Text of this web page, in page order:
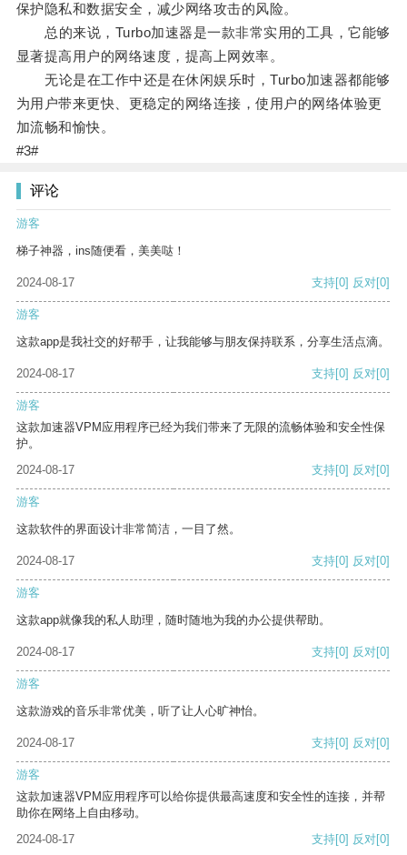
保护隐私和数据安全，减少网络攻击的风险。
总的来说，Turbo加速器是一款非常实用的工具，它能够
显著提高用户的网络速度，提高上网效率。
无论是在工作中还是在休闲娱乐时，Turbo加速器都能够
为用户带来更快、更稳定的网络连接，使用户的网络体验更
加流畅和愉快。
#3#
评论
游客
梯子神器，ins随便看，美美哒！
2024-08-17 支持[0] 反对[0]
游客
这款app是我社交的好帮手，让我能够与朋友保持联系，分享生活点滴。
2024-08-17 支持[0] 反对[0]
游客
这款加速器VPM应用程序已经为我们带来了无限的流畅体验和安全性保
护。
2024-08-17
支持[0] 反对[0]
游客
这款软件的界面设计非常简洁，一目了然。
2024-08-17 支持[0] 反对[0]
游客
这款app就像我的私人助理，随时随地为我的办公提供帮助。
2024-08-17 支持[0] 反对[0]
游客
这款游戏的音乐非常优美，听了让人心旷神怡。
2024-08-17 支持[0] 反对[0]
游客
这款加速器VPM应用程序可以给你提供最高速度和安全性的连接，并帮
助你在网络上自由移动。
2024-08-17
支持[0] 反对[0]